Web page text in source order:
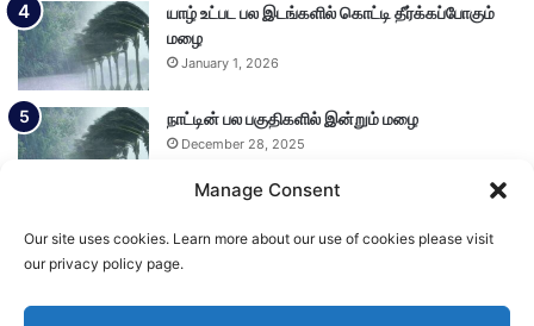
Manage Consent
Our site uses cookies. Learn more about our use of cookies please visit
our privacy policy page.
யாழ் உட்பட பல இடங்களில் கொட்டி தீர்க்கப்போகும்
மழை
January 1, 2026
நாட்டின் பல பகுதிகளில் இன்றும் மழை
December 28, 2025
Load More